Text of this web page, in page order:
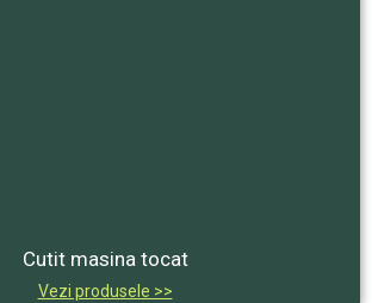
Cutit masina tocat
Vezi produsele >>